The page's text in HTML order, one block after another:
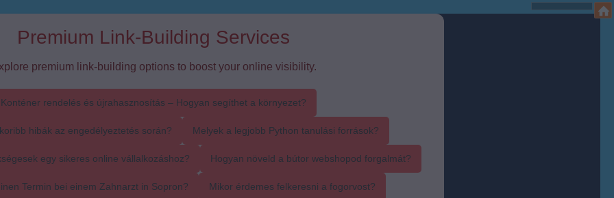
Premium Link-Building Services
premium link-building options to boost your online visibility.
Konténer rendelés és újrahasznosítás – Hogyan segíthet a környezet?
hibák az engedélyeztetés során? Melyek a legjobb Python tanulási források?
egy sikeres online vállalkozáshoz? Hogyan növeld a bútor webshopod forgalmát?
Termin bei einem Zahnarzt in Sopron? Mikor érdemes felkeresni a fogorvost?